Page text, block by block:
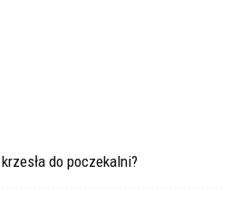
do poczekalni?